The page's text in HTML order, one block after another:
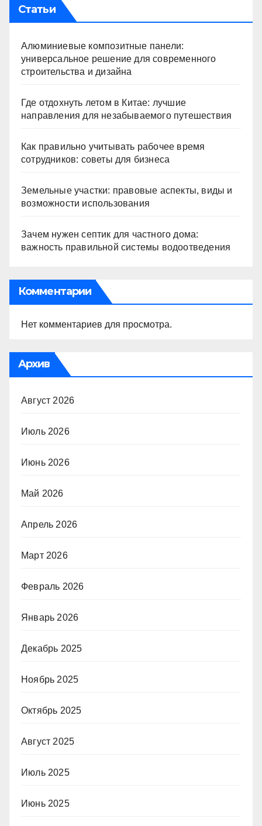
Статьи
Алюминиевые композитные панели:
универсальное решение для современного
строительства и дизайна
Где отдохнуть летом в Китае: лучшие
направления для незабываемого путешествия
Как правильно учитывать рабочее время
сотрудников: советы для бизнеса
Земельные участки: правовые аспекты, виды и
возможности использования
Зачем нужен септик для частного дома:
важность правильной системы водоотведения
Комментарии
Нет комментариев для просмотра.
Архив
Август 2026
Июль 2026
Июнь 2026
Май 2026
Апрель 2026
Март 2026
Февраль 2026
Январь 2026
Декабрь 2025
Ноябрь 2025
Октябрь 2025
Август 2025
Июль 2025
Июнь 2025